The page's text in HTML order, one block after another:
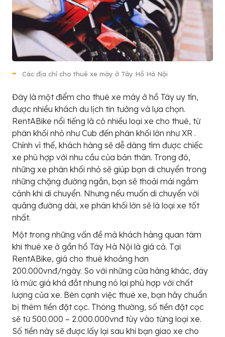
Các địa chỉ cho thuê xe máy ở Tây Hồ Hà Nội
Đây là một điểm cho thuê xe máy ở hồ Tây uy tín,
được nhiều khách du lịch tin tưởng và lựa chọn.
RentABike nổi tiếng là có nhiều loại xe cho thuê, từ
phân khối nhỏ như Cub đến phân khối lớn như XR .
Chính vì thế, khách hàng sẽ dễ dàng tìm được chiếc
xe phù hợp với nhu cầu của bản thân. Trong đó,
những xe phân khối nhỏ sẽ giúp bạn di chuyển trong
những chặng đường ngắn, bạn sẽ thoải mái ngắm
cảnh khi di chuyển. Nhưng nếu muốn di chuyển với
quãng đường dài, xe phân khối lớn sẽ là loại xe tốt
nhất.
Một trong những vấn đề mà khách hàng quan tâm
khi thuê xe ở gần hồ Tây Hà Nội là giá cả. Tại
RentABike, giá cho thuê khoảng hơn
200.000vnđ/ngày. So với những cửa hàng khác, đây
là mức giá khá đắt nhưng nó lại phù hợp với chất
lượng của xe. Bên cạnh việc thuê xe, bạn hãy chuẩn
bị thêm tiền đặt cọc. Thông thường, số tiền đặt cọc
sẽ từ 500.000 – 2.000.000vnđ tùy vào từng loại xe.
Số tiền này sẽ được lấy lại sau khi bạn giao xe cho